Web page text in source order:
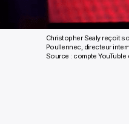
Christopher Sealy reçoit
Poullennec, directeur
Source : compte YouTuble